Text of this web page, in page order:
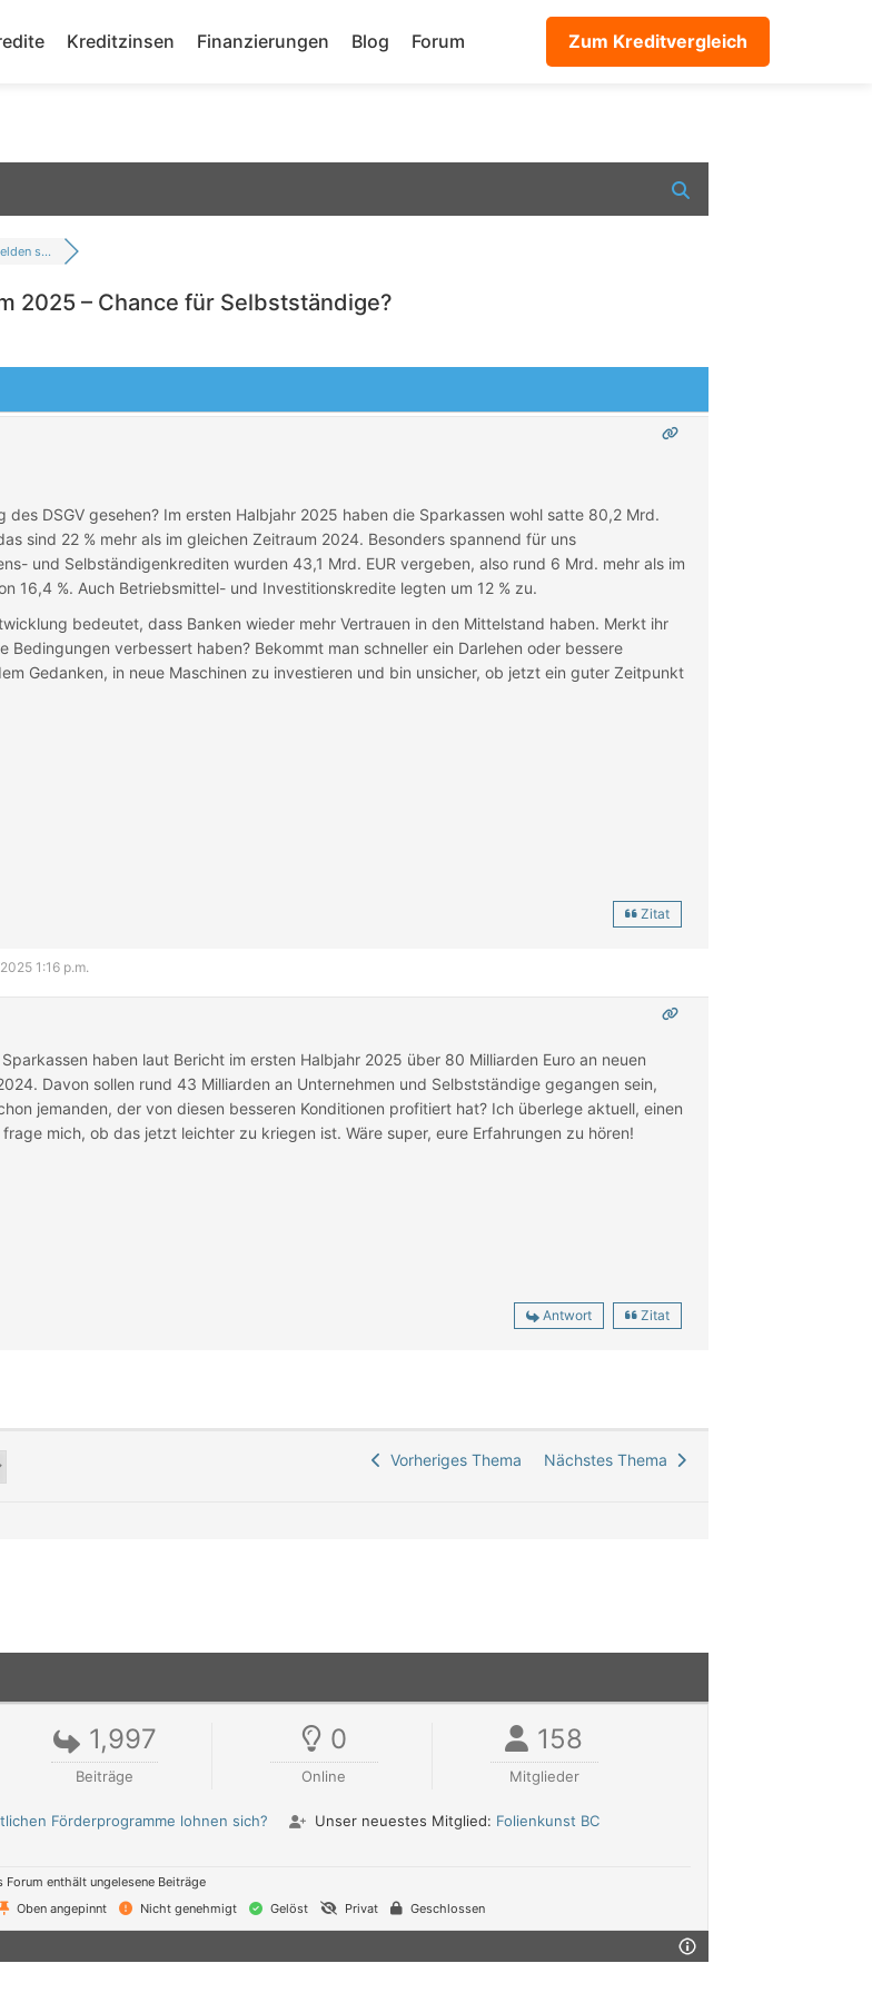
Kreditzinsen Finanzierungen Blog Forum Zum Kreditvergleich
s...
2025 – Chance für Selbstständige?
des DSGV gesehen? Im ersten Halbjahr 2025 haben die Sparkassen wohl satte 80,2 Mrd.
sind 22 % mehr als im gleichen Zeitraum 2024. Besonders spannend für uns
und Selbständigenkrediten wurden 43,1 Mrd. EUR vergeben, also rund 6 Mrd. mehr als im
16,4 %. Auch Betriebsmittel- und Investitionskredite legten um 12 % zu.
bedeutet, dass Banken wieder mehr Vertrauen in den Mittelstand haben. Merkt ihr
Bedingungen verbessert haben? Bekommt man schneller ein Darlehen oder bessere
Gedanken, in neue Maschinen zu investieren und bin unsicher, ob jetzt ein guter Zeitpunkt
Zitat
1:16 p.m.
haben laut Bericht im ersten Halbjahr 2025 über 80 Milliarden Euro an neuen
Davon sollen rund 43 Milliarden an Unternehmen und Selbstständige gegangen sein,
jemanden, der von diesen besseren Konditionen profitiert hat? Ich überlege aktuell, einen
mich, ob das jetzt leichter zu kriegen ist. Wäre super, eure Erfahrungen zu hören!
Antwort Zitat
Vorheriges Thema Nächstes Thema
1,997
Beiträge
0
Online
158
Mitglieder
Förderprogramme lohnen sich? Unser neuestes Mitglied: Folienkunst BC
Forum enthält ungelesene Beiträge
Oben angepinnt Nicht genehmigt Gelöst Privat Geschlossen